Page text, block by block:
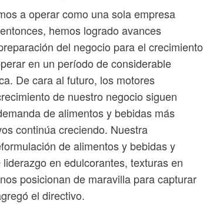
a operar como una sola empresa
hemos logrado avances
del negocio para el crecimiento
en un período de considerable
De cara al futuro, los motores
de nuestro negocio siguen
de alimentos y bebidas más
continúa creciendo. Nuestra
de alimentos y bebidas y
en edulcorantes, texturas en
posicionan de maravilla para capturar
el directivo.